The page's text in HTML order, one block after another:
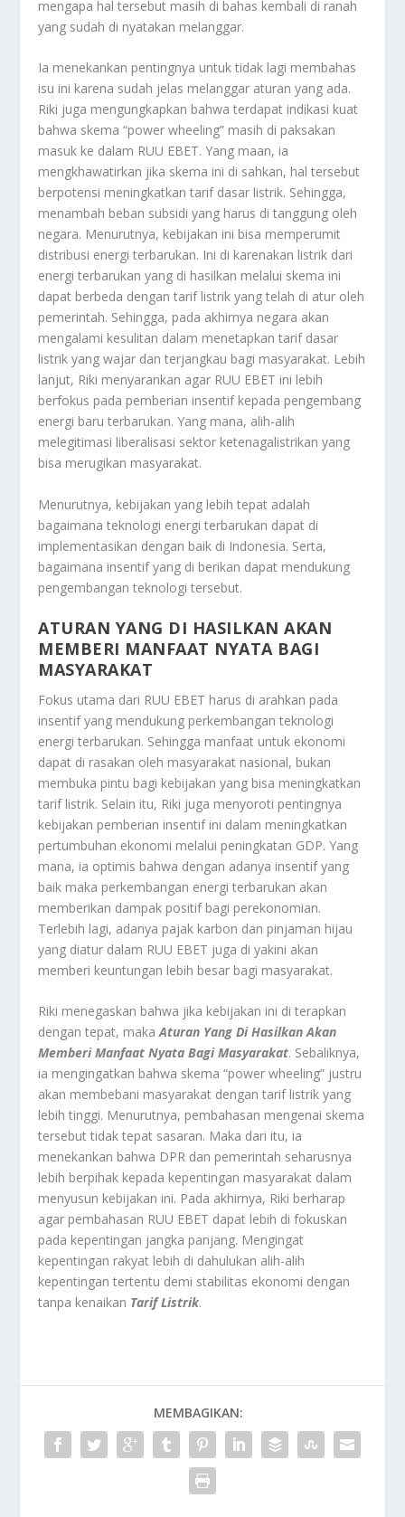
mengapa hal tersebut masih di bahas kembali di ranah
yang sudah di nyatakan melanggar.
Ia menekankan pentingnya untuk tidak lagi membahas
isu ini karena sudah jelas melanggar aturan yang ada.
Riki juga mengungkapkan bahwa terdapat indikasi kuat
bahwa skema “power wheeling” masih di paksakan
masuk ke dalam RUU EBET. Yang maan, ia
mengkhawatirkan jika skema ini di sahkan, hal tersebut
berpotensi meningkatkan tarif dasar listrik. Sehingga,
menambah beban subsidi yang harus di tanggung oleh
negara. Menurutnya, kebijakan ini bisa memperumit
distribusi energi terbarukan. Ini di karenakan listrik dari
energi terbarukan yang di hasilkan melalui skema ini
dapat berbeda dengan tarif listrik yang telah di atur oleh
pemerintah. Sehingga, pada akhirnya negara akan
mengalami kesulitan dalam menetapkan tarif dasar
listrik yang wajar dan terjangkau bagi masyarakat. Lebih
lanjut, Riki menyarankan agar RUU EBET ini lebih
berfokus pada pemberian insentif kepada pengembang
energi baru terbarukan. Yang mana, alih-alih
melegitimasi liberalisasi sektor ketenagalistrikan yang
bisa merugikan masyarakat.
Menurutnya, kebijakan yang lebih tepat adalah
bagaimana teknologi energi terbarukan dapat di
implementasikan dengan baik di Indonesia. Serta,
bagaimana insentif yang di berikan dapat mendukung
pengembangan teknologi tersebut.
ATURAN YANG DI HASILKAN AKAN
MEMBERI MANFAAT NYATA BAGI
MASYARAKAT
Fokus utama dari RUU EBET harus di arahkan pada
insentif yang mendukung perkembangan teknologi
energi terbarukan. Sehingga manfaat untuk ekonomi
dapat di rasakan oleh masyarakat nasional, bukan
membuka pintu bagi kebijakan yang bisa meningkatkan
tarif listrik. Selain itu, Riki juga menyoroti pentingnya
kebijakan pemberian insentif ini dalam meningkatkan
pertumbuhan ekonomi melalui peningkatan GDP. Yang
mana, ia optimis bahwa dengan adanya insentif yang
baik maka perkembangan energi terbarukan akan
memberikan dampak positif bagi perekonomian.
Terlebih lagi, adanya pajak karbon dan pinjaman hijau
yang diatur dalam RUU EBET juga di yakini akan
memberi keuntungan lebih besar bagi masyarakat.
Riki menegaskan bahwa jika kebijakan ini di terapkan
dengan tepat, makaAturan Yang Di Hasilkan Akan
Memberi Manfaat Nyata Bagi Masyarakat. Sebaliknya,
ia mengingatkan bahwa skema “power wheeling” justru
akan membebani masyarakat dengan tarif listrik yang
lebih tinggi. Menurutnya, pembahasan mengenai skema
tersebut tidak tepat sasaran. Maka dari itu, ia
menekankan bahwa DPR dan pemerintah seharusnya
lebih berpihak kepada kepentingan masyarakat dalam
menyusun kebijakan ini. Pada akhirnya, Riki berharap
agar pembahasan RUU EBET dapat lebih di fokuskan
pada kepentingan jangka panjang. Mengingat
kepentingan rakyat lebih di dahulukan alih-alih
kepentingan tertentu demi stabilitas ekonomi dengan
tanpa kenaikan Tarif Listrik.
MEMBAGIKAN: